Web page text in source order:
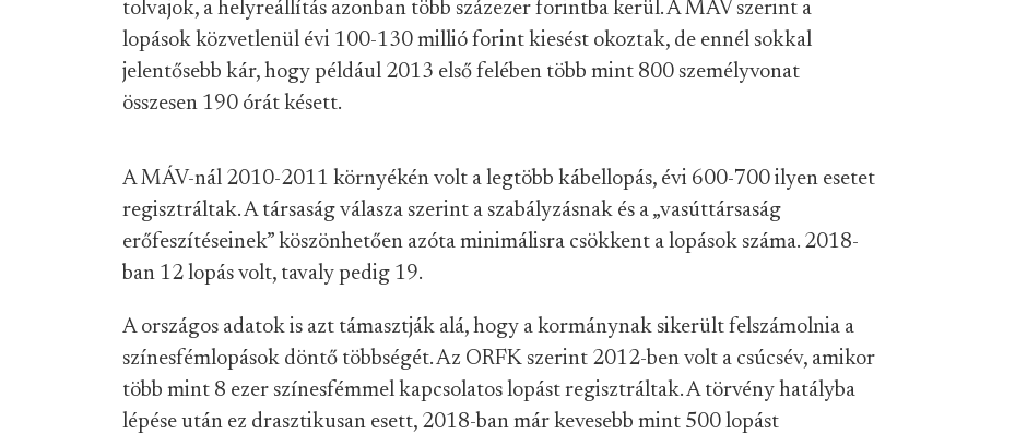
tolvajok, a helyreállítás azonban több százezer forintba kerül. A MÁV szerint a
lopások közvetlenül évi 100-130 millió forint kiesést okoztak, de ennél sokkal
jelentősebb kár, hogy például 2013 első felében több mint 800 személyvonat
összesen 190 órát késett.
A MÁV-nál 2010-2011 környékén volt a legtöbb kábellopás, évi 600-700 ilyen esetet
regisztráltak. A társaság válasza szerint a szabályzásnak és a „vasúttársaság
erőfeszítéseinek” köszönhetően azóta minimálisra csökkent a lopások száma. 2018-
ban 12 lopás volt, tavaly pedig 19.
A országos adatok is azt támasztják alá, hogy a kormánynak sikerült felszámolnia a
színesfémlopások döntő többségét. Az ORFK szerint 2012-ben volt a csúcsév, amikor
több mint 8 ezer színesfémmel kapcsolatos lopást regisztráltak. A törvény hatályba
lépése után ez drasztikusan esett, 2018-ban már kevesebb mint 500 lopást